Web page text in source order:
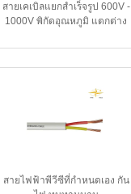
สายเคเบิลแยกสำเร็จรูป 600V -
1000V พิกัดอุณหภูมิ แตกต่าง
สายไฟฟ้าพีวีซีที่กําหนดเอง กัน